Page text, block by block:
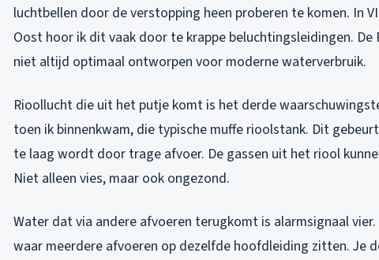
luchtbellen door de verstopping heen proberen te komen. In
Oost hoor ik dit vaak door te krappe beluchtingsleidingen. De
niet altijd optimaal ontworpen voor moderne waterverbruik.
Rioollucht die uit het putje komt is het derde
toen ik binnenkwam, die typische muffe rioolstank. Dit
te laag wordt door trage afvoer. De gassen uit het riool
Niet alleen vies, maar ook ongezond.
Water dat via andere afvoeren terugkomt is alarmsignaal
waar meerdere afvoeren op dezelfde hoofdleiding zitten. Je